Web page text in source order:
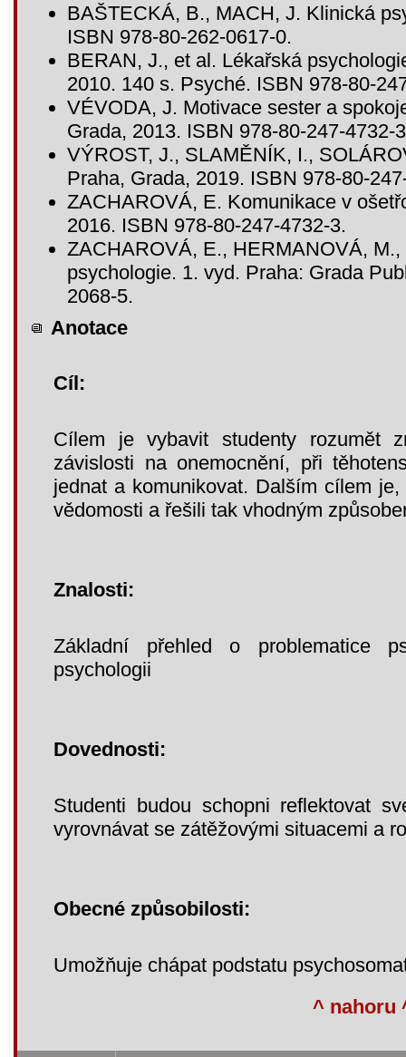
BAŠTECKÁ, B., MACH, J. Klinická
ISBN 978-80-262-0617-0.
BERAN, J., et al. Lékařská
2010. 140 s. Psyché. ISBN 978-80-
VÉVODA, J. Motivace sester a
Grada, 2013. ISBN 978-80-247-4732-
VÝROST, J., SLAMĚNÍK, I.,
Praha, Grada, 2019. ISBN 978-80-
ZACHAROVÁ, E. Komunikace v
2016. ISBN 978-80-247-4732-3.
ZACHAROVÁ, E., HERMANOVÁ,
psychologie. 1. vyd. Praha: Grada
2068-5.
Anotace
Cíl:
Cílem je vybavit studenty rozumět
závislosti na onemocnění, při
jednat a komunikovat. Dalším cílem
vědomosti a řešili tak vhodným
Znalosti:
Základní přehled o problematice
psychologii
Dovednosti:
Studenti budou schopni reflektovat
vyrovnávat se zátěžovými situacemi a
Obecné způsobilosti:
Umožňuje chápat podstatu
^ nahoru